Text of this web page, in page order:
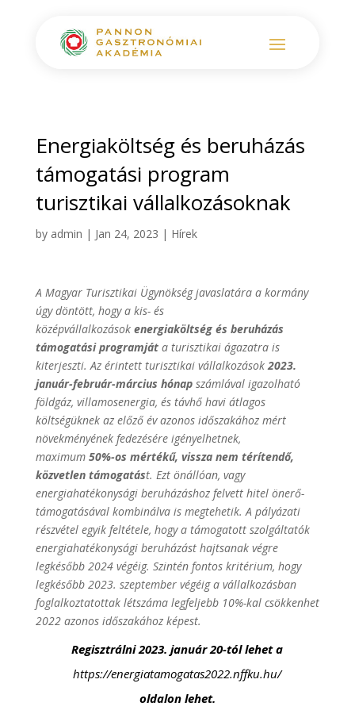
Energiaköltség és beruházás
támogatási program
turisztikai vállalkozásoknak
by admin | Jan 24, 2023 | Hírek
A Magyar Turisztikai Ügynökség javaslatára a kormány
úgy döntött, hogy a kis- és
középvállalkozások energiaköltség és beruházás
támogatási programját a turisztikai ágazatra is
kiterjeszti. Az érintett turisztikai vállalkozások2023.
január-február-március hónapszámlával igazolható
földgáz, villamosenergia, és távhő havi átlagos
költségüknek az előző év azonos időszakához mért
növekményének fedezésére igényelhetnek,
maximum 50%-os mértékű, vissza nem térítendő,
közvetlen támogatást. Ezt önállóan, vagy
energiahatékonysági beruházáshoz felvett hitel önerő-
támogatásával kombinálva is megtehetik. A pályázati
részvétel egyik feltétele, hogy a támogatott szolgáltatók
energiahatékonysági beruházást hajtsanak végre
legkésőbb 2024 végéig. Szintén fontos kritérium, hogy
legkésőbb 2023. szeptember végéig a vállalkozásban
foglalkoztatottak létszáma legfeljebb 10%-kal csökkenhet
2022 azonos időszakához képest.
Regisztrálni 2023.január 20-tól lehet a
https://energiatamogatas2022.nffku.hu/
oldalon lehet.